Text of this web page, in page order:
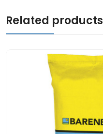
Related products